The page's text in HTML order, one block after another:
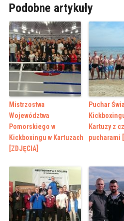
Podobne artykuły
Mistrzostwa
Województwa
Pomorskiego w
Kickboxingu w Kartuzach
[ZDJĘCIA]
Puchar
Kartuzy z
pucharami